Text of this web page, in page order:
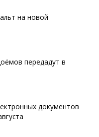
на новой
передадут в
документов